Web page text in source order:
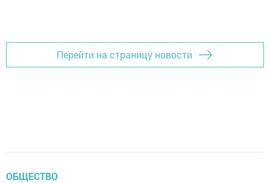
Перейти на страницу новости
ОБЩЕСТВО